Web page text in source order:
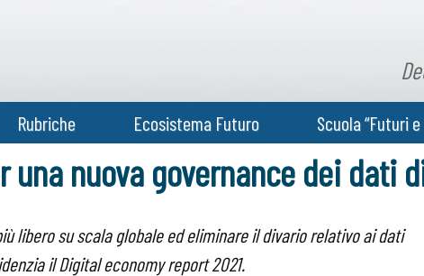
Rubriche Ecosistema Futuro Scuola “Futuri
una nuova governance dei dati
libero su scala globale ed eliminare il divario relativo ai dati
il Digital economy report 2021.